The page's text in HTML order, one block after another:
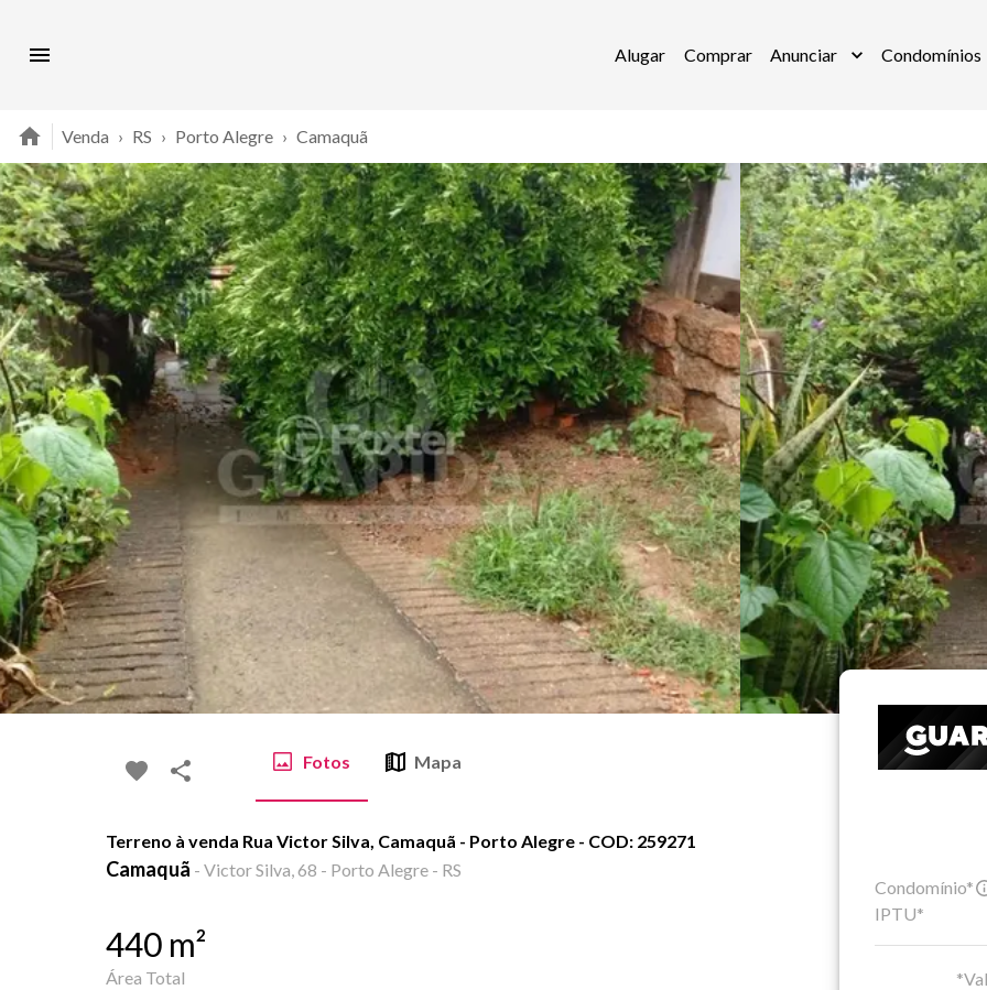
Alugar Comprar Anunciar Condomínios
Venda › RS › Porto Alegre › Camaquã
Fotos Mapa
Terreno à venda Rua Victor Silva, Camaquã - Porto Alegre - COD: 259271
Camaquã - Victor Silva, 68 - Porto Alegre - RS
440 m²
Área Total
Condomínio*
IPTU*